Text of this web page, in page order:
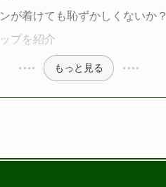
が着けても恥ずかしくないか？
プを紹介
もっと見る